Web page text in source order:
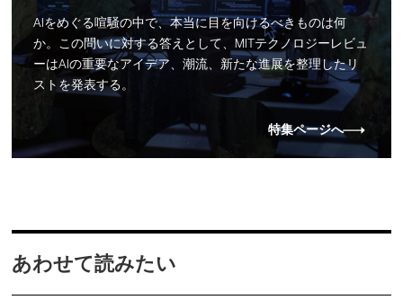
AIをめぐる喧騒の中で、本当に目を向けるべきものは何
か。この問いに対する答えとして、MITテクノロジーレビュ
ーはAIの重要なアイデア、潮流、新たな進展を整理したリ
ストを発表する。
特集ページへ
あわせて読みたい